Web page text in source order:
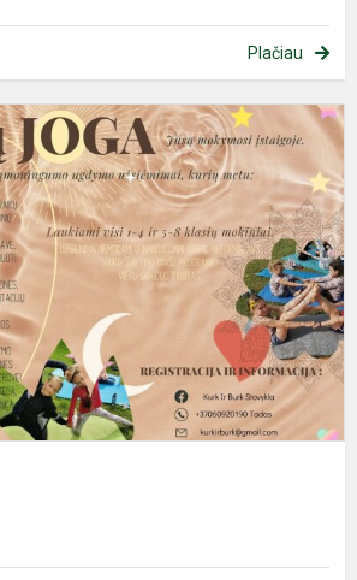
Plačiau